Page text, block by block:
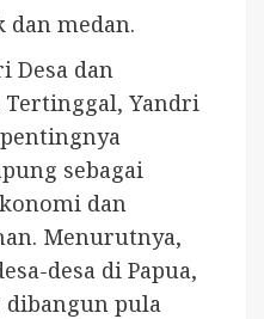
medan.
Desa dan
Tertinggal, Yandri
sebagai
dan
Menurutnya,
desa di Papua,
dibangun pula